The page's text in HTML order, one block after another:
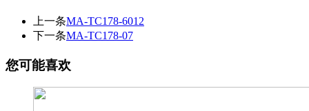
上一条MA-TC178-6012
下一条MA-TC178-07
您可能喜欢